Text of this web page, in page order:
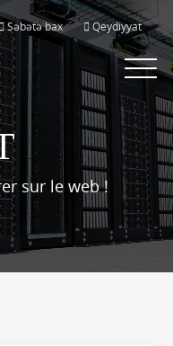
Səbətə bax Qeydiyyat
sur le web !